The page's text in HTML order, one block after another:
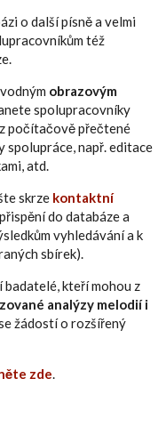
o další písně a velmi
též
obrazovým
spolupracovníky
počítačově přečtené
spolupráce, např. editace
atd.
skrze kontaktní
do databáze a
vyhledávání a k
sbírek).
kteří mohou z
analýzy melodií i
žádostí o rozšířený
zde.